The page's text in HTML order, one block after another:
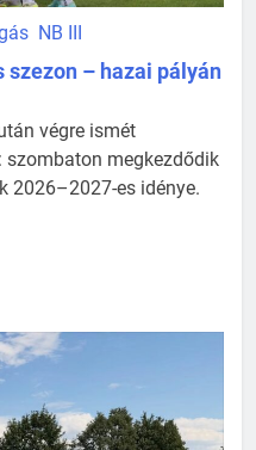
NB III
szezon – hazai pályán
végre ismét
szombaton megkezdődik
2026–2027-es idénye.